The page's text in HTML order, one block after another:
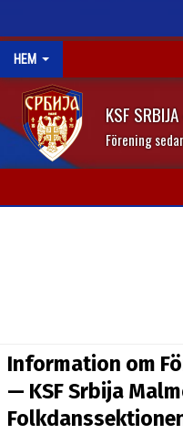
HEM
KSF
Förening
DOKUMENT
KONTAKT
Information om
— KSF Srbija